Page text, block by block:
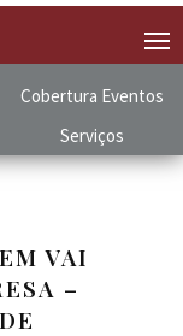
Cobertura Eventos
Serviços
VAI
–